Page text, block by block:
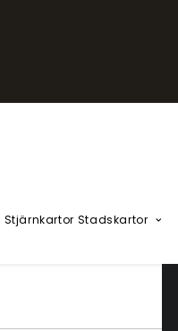
Stjärnkartor Stadskartor